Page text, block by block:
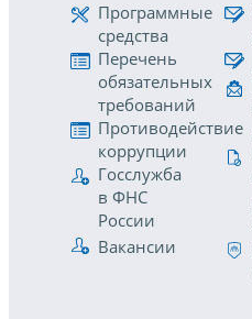
Программные
средства
Перечень
обязательных
требований
Противодействие
коррупции
Госслужба
в ФНС
России
Вакансии